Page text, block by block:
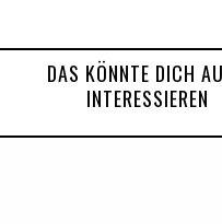
DAS KÖNNTE DICH
INTERESSIEREN